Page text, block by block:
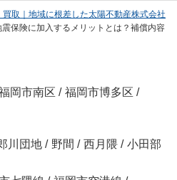
取｜地域に根差した太陽不動産株式会社
保険に加入するメリットとは？補償内容
岡市南区 / 福岡市博多区 /
川団地 / 野間 / 西月隈 / 小田部